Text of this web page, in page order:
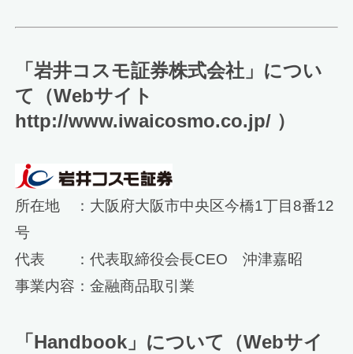
「岩井コスモ証券株式会社」につい
て（Webサイト
http://www.iwaicosmo.co.jp/ ）
所在地 ：大阪府大阪市中央区今橋1丁目8番12
号
代表 ：代表取締役会長CEO 沖津嘉昭
事業内容：金融商品取引業
「Handbook」について（Webサイ